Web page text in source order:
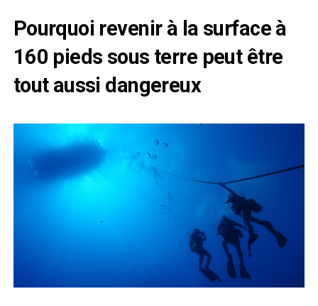
Pourquoi revenir à la surface à
160 pieds sous terre peut être
tout aussi dangereux